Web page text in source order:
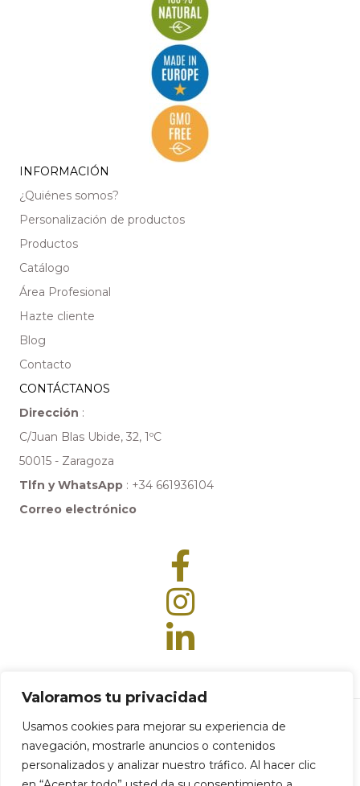
Valoramos tu privacidad
Usamos cookies para mejorar su experiencia de
navegación, mostrarle anuncios o contenidos
personalizados y analizar nuestro tráfico. Al hacer clic
INFORMACIÓN
¿Quiénes somos?
Personalización de productos
Productos
Catálogo
Área Profesional
Hazte cliente
Blog
Contacto
CONTÁCTANOS
Dirección :
C/Juan Blas Ubide, 32, 1ºC
50015 - Zaragoza
Tlfn y WhatsApp : +34 661936104
Correo electrónico
© 2024 Factory Diet |Política de privacidad|Aviso legal|Accesibilidad